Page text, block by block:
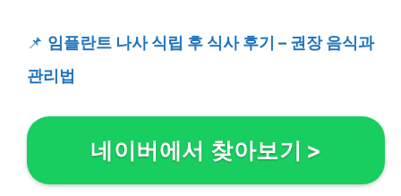
📌 임플란트 나사 식립 후 식사 후기 – 권장 음식과
관리법
네이버에서 찾아보기 >